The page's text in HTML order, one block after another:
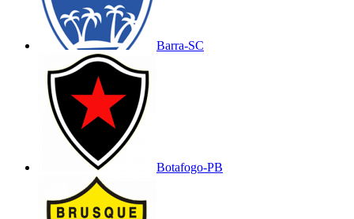
Barra-SC
Botafogo-PB